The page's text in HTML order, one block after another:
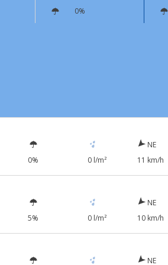
0%
0% 0 l/m²
NE
11 km/h
5% 0 l/m²
NE
10 km/h
NE